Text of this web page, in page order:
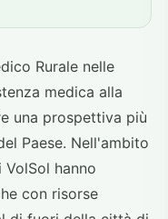
Rurale nelle
medica alla
una prospettiva più
Paese. Nell'ambito
hanno
con risorse